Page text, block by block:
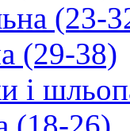
(23-
(29-38)
і